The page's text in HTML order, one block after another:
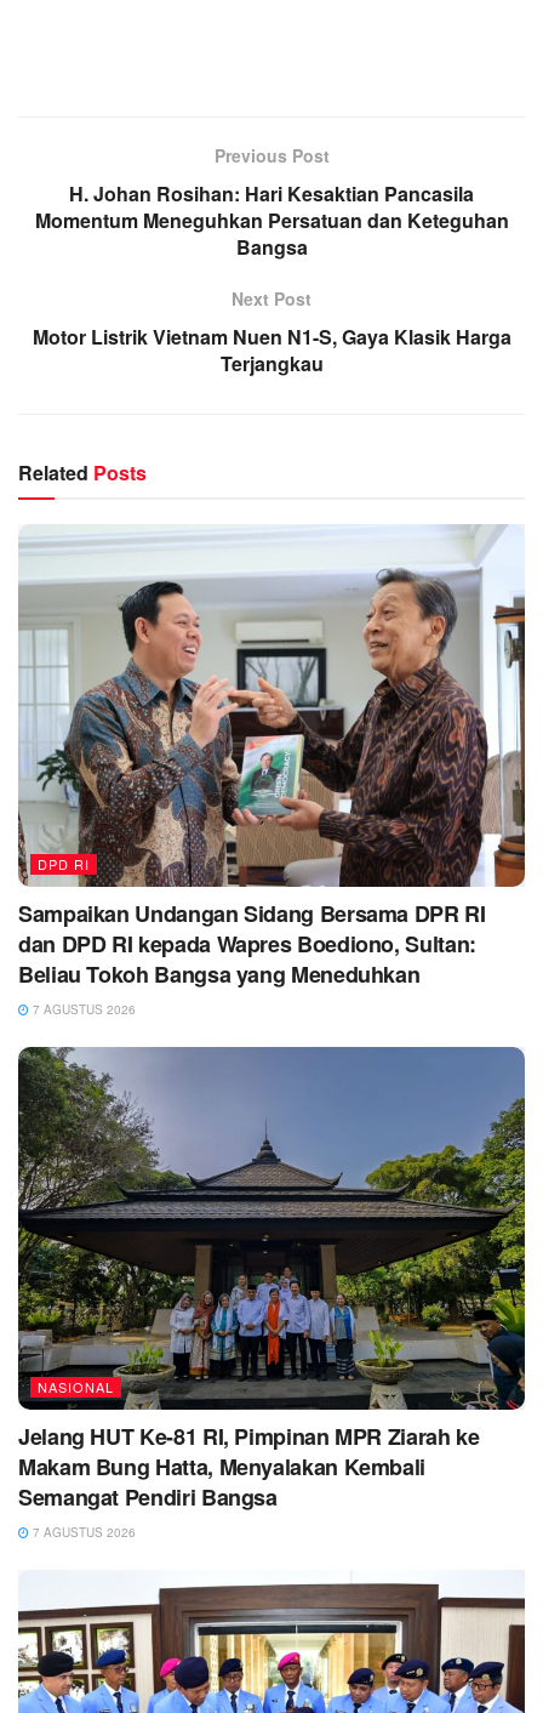
Previous Post
H. Johan Rosihan: Hari Kesaktian Pancasila
Momentum Meneguhkan Persatuan dan Keteguhan
Bangsa
Next Post
Motor Listrik Vietnam Nuen N1-S, Gaya Klasik Harga
Terjangkau
Related Posts
DPD RI
Sampaikan Undangan Sidang Bersama DPR RI
dan DPD RI kepada Wapres Boediono, Sultan:
Beliau Tokoh Bangsa yang Meneduhkan
7 AGUSTUS 2026
NASIONAL
Jelang HUT Ke-81 RI, Pimpinan MPR Ziarah ke
Makam Bung Hatta, Menyalakan Kembali
Semangat Pendiri Bangsa
7 AGUSTUS 2026